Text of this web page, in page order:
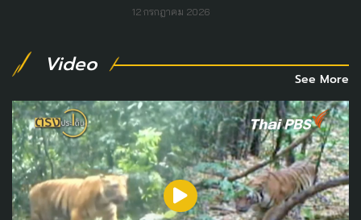
12 กรกฎาคม 2026
Video
See More